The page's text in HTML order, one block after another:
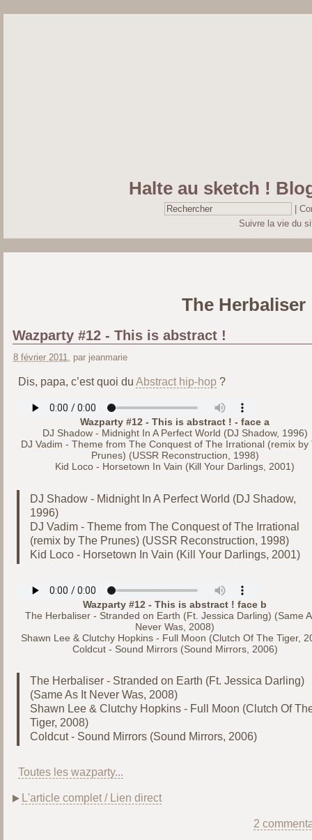
Halte au sketch !
Suivre la vie du
The Herbaliser
Wazparty #12 - This is abstract !
8 février 2011, par jeanmarie
Dis, papa, c’est quoi du Abstract hip-hop?
Wazparty #12 - This is abstract ! - face a
DJ Shadow - Midnight In A Perfect World (DJ Shadow, 1996)
DJ Vadim - Theme from The Conquest of The Irrational (remix by
Prunes) (USSR Reconstruction, 1998)
Kid Loco - Horsetown In Vain (Kill Your Darlings, 2001)
DJ Shadow - Midnight In A Perfect World (DJ Shadow,
1996)
DJ Vadim - Theme from The Conquest of The Irrational
(remix by The Prunes) (USSR Reconstruction, 1998)
Kid Loco - Horsetown In Vain (Kill Your Darlings, 2001)
Wazparty #12 - This is abstract ! face b
The Herbaliser - Stranded on Earth (Ft. Jessica Darling) (Same
Never Was, 2008)
Shawn Lee & Clutchy Hopkins - Full Moon (Clutch Of The Tiger,
Coldcut - Sound Mirrors (Sound Mirrors, 2006)
The Herbaliser - Stranded on Earth (Ft. Jessica Darling)
(Same As It Never Was, 2008)
Shawn Lee & Clutchy Hopkins - Full Moon (Clutch Of
Tiger, 2008)
Coldcut - Sound Mirrors (Sound Mirrors, 2006)
Toutes les wazparty...
L'article complet / Lien direct
2